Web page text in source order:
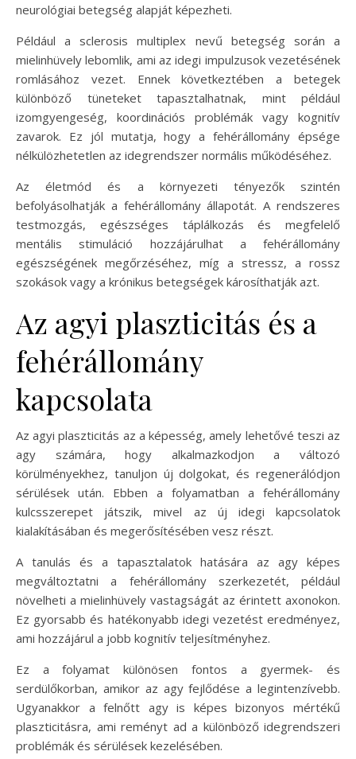
neurológiai betegség alapját képezheti.
Például a sclerosis multiplex nevű betegség során a
mielinhüvely lebomlik, ami az idegi impulzusok vezetésének
romlásához vezet. Ennek következtében a betegek
különböző tüneteket tapasztalhatnak, mint például
izomgyengeség, koordinációs problémák vagy kognitív
zavarok. Ez jól mutatja, hogy a fehérállomány épsége
nélkülözhetetlen az idegrendszer normális működéséhez.
Az életmód és a környezeti tényezők szintén
befolyásolhatják a fehérállomány állapotát. A rendszeres
testmozgás, egészséges táplálkozás és megfelelő
mentális stimuláció hozzájárulhat a fehérállomány
egészségének megőrzéséhez, míg a stressz, a rossz
szokások vagy a krónikus betegségek károsíthatják azt.
Az agyi plaszticitás és a
fehérállomány
kapcsolata
Az agyi plaszticitás az a képesség, amely lehetővé teszi az
agy számára, hogy alkalmazkodjon a változó
körülményekhez, tanuljon új dolgokat, és regenerálódjon
sérülések után. Ebben a folyamatban a fehérállomány
kulcsszerepet játszik, mivel az új idegi kapcsolatok
kialakításában és megerősítésében vesz részt.
A tanulás és a tapasztalatok hatására az agy képes
megváltoztatni a fehérállomány szerkezetét, például
növelheti a mielinhüvely vastagságát az érintett axonokon.
Ez gyorsabb és hatékonyabb idegi vezetést eredményez,
ami hozzájárul a jobb kognitív teljesítményhez.
Ez a folyamat különösen fontos a gyermek- és
serdülőkorban, amikor az agy fejlődése a legintenzívebb.
Ugyanakkor a felnőtt agy is képes bizonyos mértékű
plaszticitásra, ami reményt ad a különböző idegrendszeri
problémák és sérülések kezelésében.